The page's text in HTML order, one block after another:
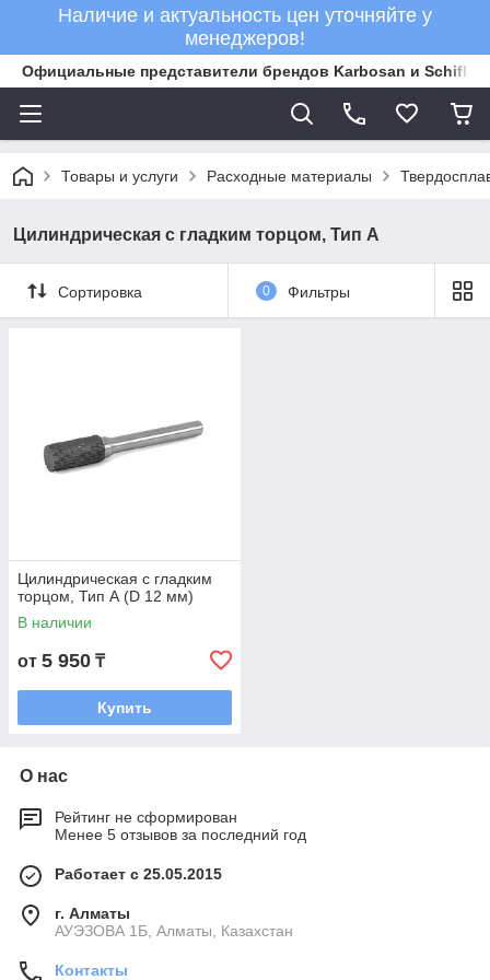
Наличие и актуальность цен уточняйте у
менеджеров!
Официальные представители брендов Karbosan и Schifler
Товары и услуги Расходные материалы
Цилиндрическая с гладким торцом, Тип А
Сортировка 0 Фильтры
Цилиндрическая с гладким
торцом, Тип А (D 12 мм)
В наличии
от 5 950 ₸
Купить
О нас
Рейтинг не сформирован
Менее 5 отзывов за последний год
Работает с 25.05.2015
г. Алматы
АУЭЗОВА 1Б, Алматы, Казахстан
Контакты